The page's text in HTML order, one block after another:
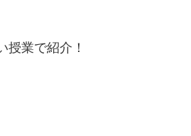
業で紹介！